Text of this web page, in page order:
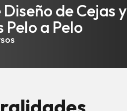
de Cejas y
Pelo a Pelo